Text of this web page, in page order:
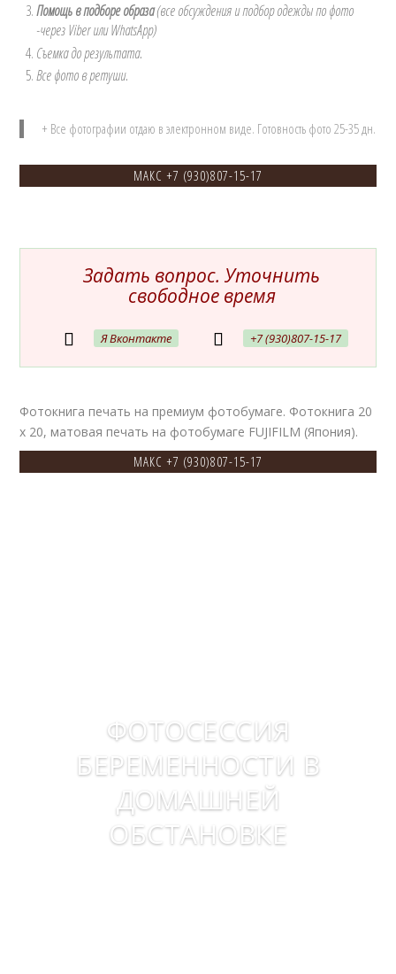
Помощь в подборе образа(все обсуждения и подбор одежды по фото
-через Viber или WhatsApp)
Съемка до результата.
Все фото в ретуши.
+ Все фотографии отдаю в электронном виде. Готовность фото 25-35 дн.
МАКС +7 (930)807-15-17
Задать вопрос. Уточнить
свободное время
Я Вконтакте +7 (930)807-15-17
Фотокнига печать на премиум фотобумаге. Фотокнига 20
х 20, матовая печать на фотобумаге FUJIFILM (Япония).
МАКС +7 (930)807-15-17
ФОТОСЕССИЯ
БЕРЕМЕННОСТИ В
ДОМАШНЕЙ
ОБСТАНОВКЕ